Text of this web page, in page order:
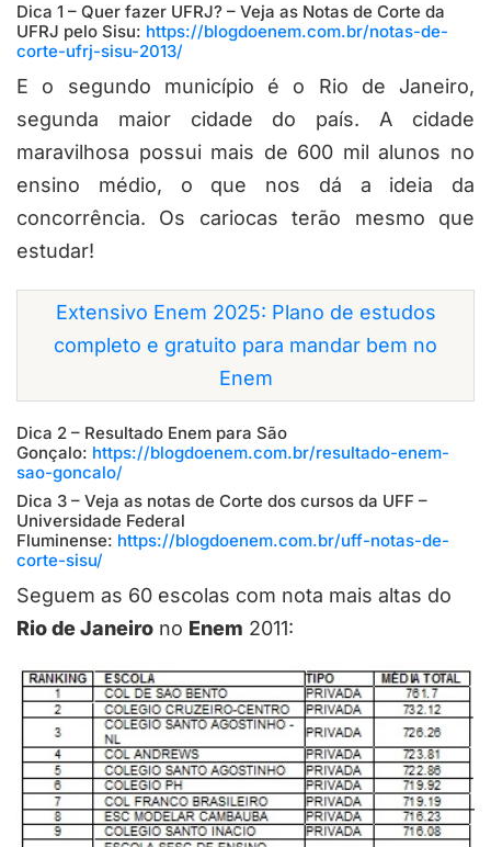
Dica 1 – Quer fazer UFRJ? – Veja as Notas de Corte da
UFRJ pelo Sisu: https://blogdoenem.com.br/notas-de-
corte-ufrj-sisu-2013/
E o segundo município é o Rio de Janeiro,
segunda maior cidade do país. A cidade
maravilhosa possui mais de 600 mil alunos no
ensino médio, o que nos dá a ideia da
concorrência. Os cariocas terão mesmo que
estudar!
Extensivo Enem 2025: Plano de estudos
completo e gratuito para mandar bem no
Enem
Dica 2 – Resultado Enem para São
Gonçalo: https://blogdoenem.com.br/resultado-enem-
sao-goncalo/
Dica 3 – Veja as notas de Corte dos cursos da UFF –
Universidade Federal
Fluminense: https://blogdoenem.com.br/uff-notas-de-
corte-sisu/
Seguem as 60 escolas com nota mais altas do
Rio de Janeiro no Enem 2011: